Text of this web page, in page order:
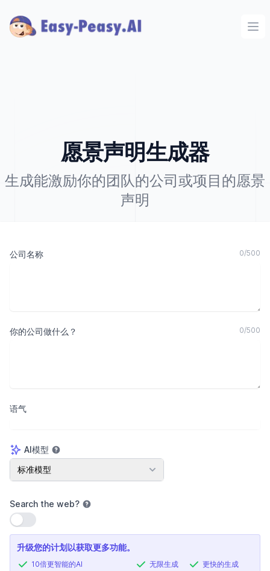
愿景声明生成器
生成能激励你的团队的公司或项目的愿景
声明
公司名称 0/500
你的公司做什么？ 0/500
语气
AI模型
AI模型
标准模型
Search the web?
使用设置
升级您的计划以获取更多功能。
10倍更智能的AI
无限生成 更快的生成